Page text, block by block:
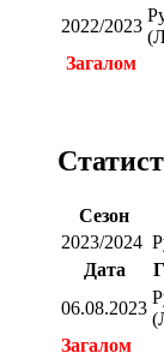
2022/2023
Загалом
Сезон
2023/2024
Дата
06.08.2023
Загалом